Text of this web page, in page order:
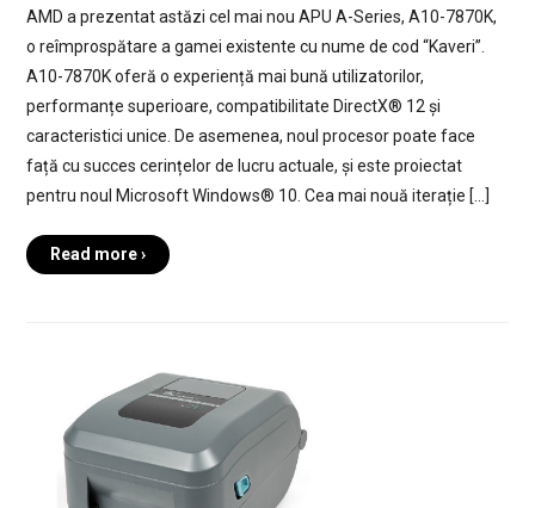
AMD a prezentat astăzi cel mai nou APU A-Series, A10-7870K,
o reîmprospătare a gamei existente cu nume de cod “Kaveri”.
A10-7870K oferă o experiență mai bună utilizatorilor,
performanțe superioare, compatibilitate DirectX® 12 și
caracteristici unice. De asemenea, noul procesor poate face
față cu succes cerințelor de lucru actuale, și este proiectat
pentru noul Microsoft Windows® 10. Cea mai nouă iterație […]
Read more ›